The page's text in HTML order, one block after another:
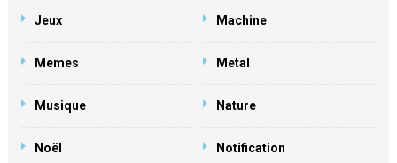
Jeux Machine
Memes Metal
Musique Nature
Noël Notification